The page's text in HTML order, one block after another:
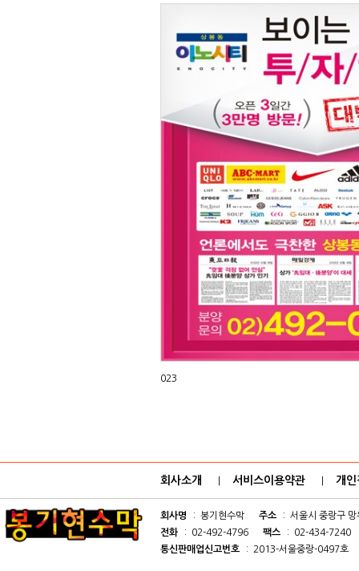
023
회사소개 서비스이용약관 개인
회사명 : 봉기현수막 주소
: 서울시 중랑구
전화
: 02-492-4796 팩스
: 02-434-7240
통신판매업신고번호
: 2013-서울중랑-0497호